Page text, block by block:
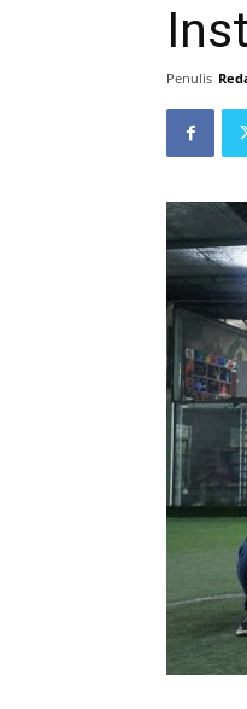
Penulis